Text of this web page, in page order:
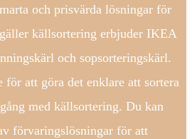
och prisvärda lösningar för
källsortering erbjuder IKEA
och sopsorteringskärl.
för att göra det enklare att sortera
med källsortering. Du kan
förvaringslösningar för att